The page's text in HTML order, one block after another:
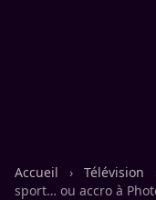
Accueil › Télévision
sport… ou accro à